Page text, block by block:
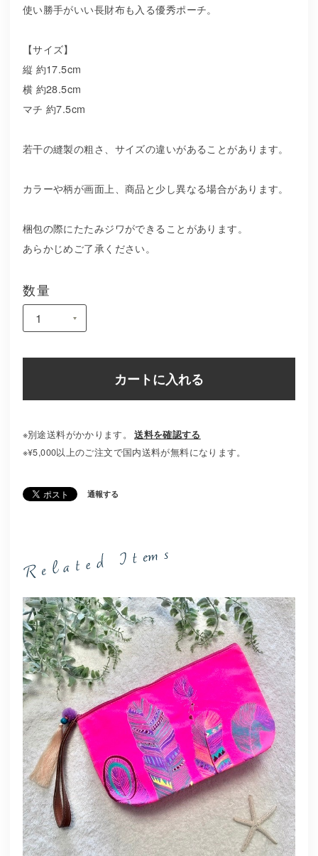
使い勝手がいい長財布も入る優秀ポーチ。
【サイズ】
縦 約17.5cm
横 約28.5cm
マチ 約7.5cm
若干の縫製の粗さ、サイズの違いがあることがあります。
カラーや柄が画面上、商品と少し異なる場合があります。
梱包の際にたたみジワができることがあります。
あらかじめご了承ください。
数量
カートに入れる
※別途送料がかかります。
送料を確認する
※¥5,000以上のご注文で国内送料が無料になります。
通報する